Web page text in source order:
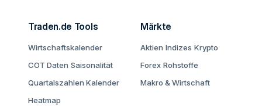
Traden.de Tools
Wirtschaftskalender
COT Daten Saisonalität
Quartalszahlen Kalender
Heatmap
Märkte
Aktien Indizes Krypto
Forex Rohstoffe
Makro & Wirtschaft